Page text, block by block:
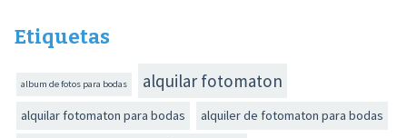
Etiquetas
album de fotos para bodas alquilar fotomaton
alquilar fotomaton para bodas alquiler de fotomaton para bodas